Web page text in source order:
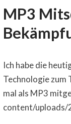
MP3
Ich habe die
Technologie
mal als MP3
content/uploads/